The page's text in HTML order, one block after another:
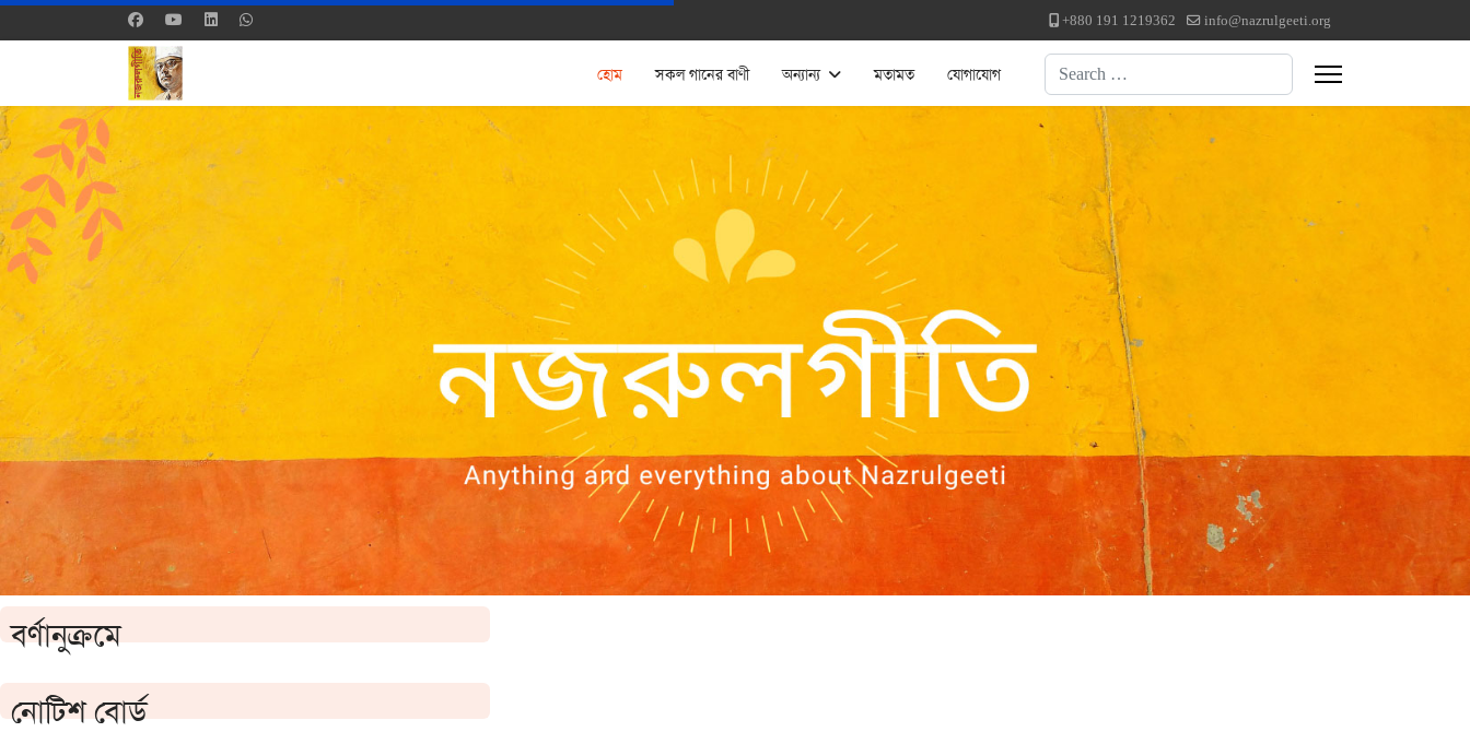
+880 191 1219362 info@nazrulgeeti.org
হোম সকল গানের বাণী অন্যান্য মতামত যোগাযোগ Search
বর্ণানুক্রমে
নোটিশ বোর্ড